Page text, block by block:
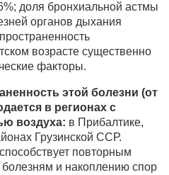
доля бронхиальной астмы
органов дыхания
возрасте существенно
факторы.
этой болезни (от
в регионах с
воздуха: в Прибалтике,
Грузинской ССР.
повторным
и накоплению спор